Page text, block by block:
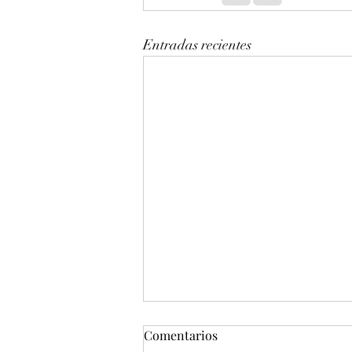
Entradas recientes
Comentarios